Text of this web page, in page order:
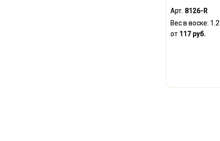
Арт. 8126-R
Вес в воске:
от 117 руб.